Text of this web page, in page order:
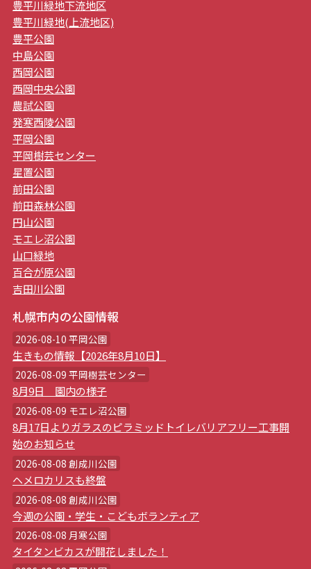
豊平川緑地下流地区
豊平川緑地(上流地区)
豊平公園
中島公園
西岡公園
西岡中央公園
農試公園
発寒西陵公園
平岡公園
平岡樹芸センター
星置公園
前田公園
前田森林公園
円山公園
モエレ沼公園
山口緑地
百合が原公園
吉田川公園
札幌市内の公園情報
2026-08-10 平岡公園
生きもの情報【2026年8月10日】
2026-08-09 平岡樹芸センター
8月9日 園内の様子
2026-08-09 モエレ沼公園
8月17日よりガラスのピラミッドトイレバリアフリー工事開
始のお知らせ
2026-08-08 創成川公園
ヘメロカリスも終盤
2026-08-08 創成川公園
今週の公園・学生・こどもボランティア
2026-08-08 月寒公園
タイタンビカスが開花しました！